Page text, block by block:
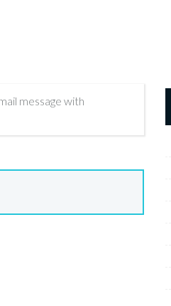
message with